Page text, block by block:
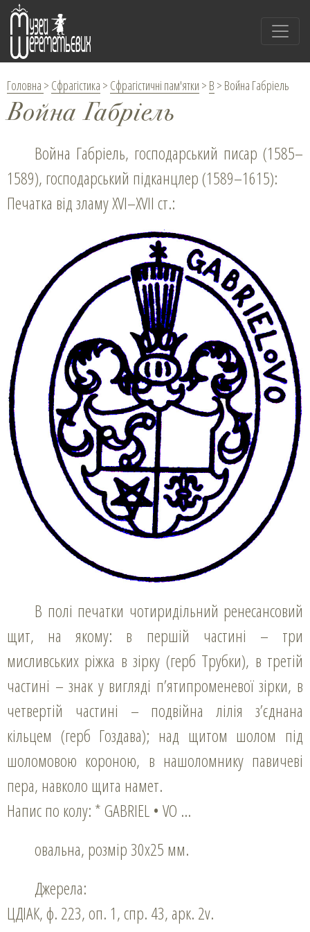
Головна > Сфрагістика > Сфрагістичні пам'ятки > В > Война Габріель
Война Габріель
Война Габріель, господарський писар (1585–
1589), господарський підканцлер (1589–1615):
Печатка від зламу XVI–XVII ст.:
В полі печатки чотиридільний ренесансовий
щит, на якому: в першій частині – три
мисливських ріжка в зірку (герб Трубки), в третій
частині – знак у вигляді п’ятипроменевої зірки, в
четвертій частині – подвійна лілія з’єднана
кільцем (герб Гоздава); над щитом шолом під
шоломовою короною, в нашоломнику павичеві
пера, навколо щита намет.
Напис по колу: * GABRIEL • VO …
овальна, розмір 30х25 мм.
Джерела:
ЦДІАК, ф. 223, оп. 1, спр. 43, арк. 2v.